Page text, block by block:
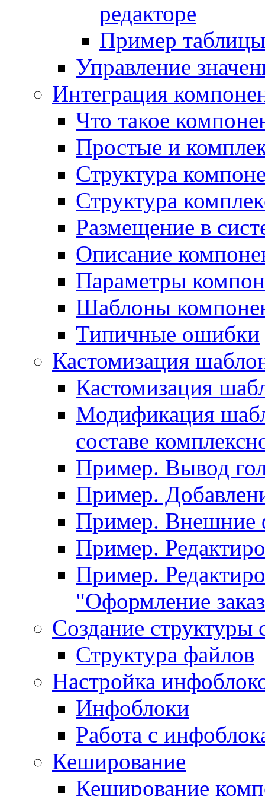
редакторе
Пример
Управление
Интеграция
Что такое
Простые и
Структура
Структура
Размещение в
Описание
Параметры
Шаблоны
Типичные ошибки
Кастомизация
Кастомизация
Модификация
составе
Пример. Вывод
Пример.
Пример. Внешние
Пример.
Пример.
"Оформление
Создание структуры
Структура файлов
Настройка
Инфоблоки
Работа с
Кеширование
Кеширование